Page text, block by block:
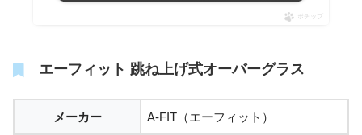
ポチップ
エーフィット 跳ね上げ式オーバーグラス
メーカー A-FIT（エーフィット）